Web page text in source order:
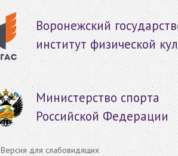
Воронежский
институт физической
Министерство спорта
Российской Федерации
Версия для слабовидящих